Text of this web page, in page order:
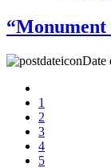
Date
1
2
3
4
5